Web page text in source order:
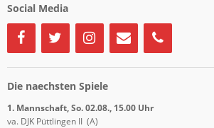
Social Media
Die naechsten Spiele
1. Mannschaft, So. 02.08., 15.00 Uhr
va. DJK Püttlingen II (A)